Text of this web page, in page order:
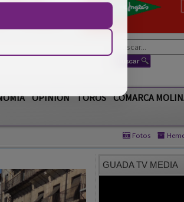
OPINIÓN TOROS
COMARCA
Fotos